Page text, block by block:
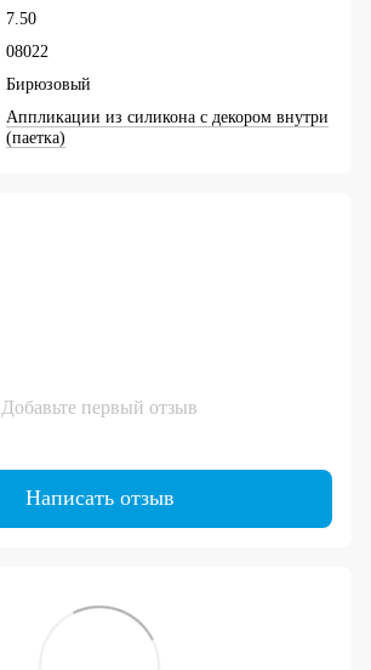
7.50
08022
Бирюзовый
Аппликации из силикона с декором внутри
(паетка)
Добавьте первый отзыв
Написать отзыв